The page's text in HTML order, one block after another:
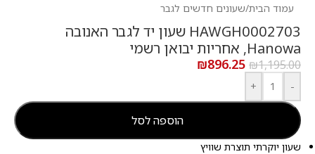
עמוד הבית/שעונים חדשים לגבר
HAWGH0002703 שעון יד לגבר האנובה
Hanowa, אחריות יבואן רשמי
₪1,195.00
₪896.25
-
+
הוספה לסל
שעון יוקרתי תוצרת שוויץ